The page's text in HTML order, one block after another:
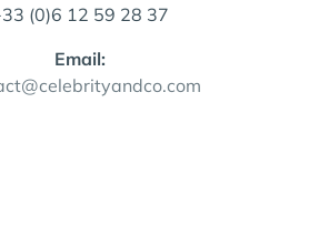
(0)6 12 59 28 37
Email: